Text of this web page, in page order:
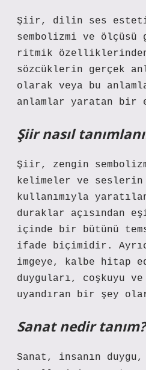
Şiir, dilin ses
sembolizmi ve
ritmik
sözcüklerin gerçek
olarak veya bu
anlamlar yaratan bir
Şiir nasıl
Şiir, zengin
kelimeler ve seslerin
kullanımıyla
duraklar açısından
içinde bir bütünü
ifade biçimidir.
imgeye, kalbe hitap
duyguları, coşkuyu
uyandıran bir şey
Sanat nedir tanım?
Sanat, insanın duygu,